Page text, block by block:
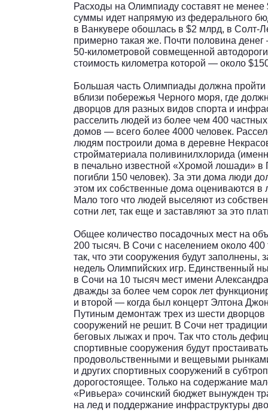
Расходы на Олимпиаду составят не
суммы идет напрямую из федерального
в Ванкувере обошлась в $2 млрд, в Солт-
примерно такая же. Почти половина
50-километровой совмещенной
стоимость километра которой — около
Большая часть Олимпиады должна пройти
вблизи побережья Черного моря, где
дворцов для разных видов спорта и
расселить людей из более чем 400
домов — всего более 4000 человек.
людям построили дома в деревне
стройматериала поливинилхлорида
в печально известной «Хромой лошади» в
погибли 150 человек). За эти дома люди
этом их собственные дома оцениваются в
Мало того что людей выселяют из
сотни лет, так еще и заставляют за это
Общее количество посадочных мест на
200 тысяч. В Сочи с населением около 400
так, что эти сооружения будут заполнены,
недель Олимпийских игр. Единственный
в Сочи на 10 тысяч мест имени
дважды за более чем сорок лет
и второй — когда был концерт Элтона
Путиным демонтаж трех из шести дворцов
сооружений не решит. В Сочи нет
беговых лыжах и проч. Так что столь
спортивные сооружения будут
продовольственными и вещевыми
и других спортивных сооружений в
дорогостоящее. Только на содержание
«Ривьера» сочинский бюджет вынужден
на лед и поддержание инфраструктуры